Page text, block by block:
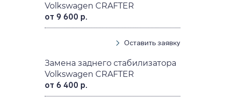
Volkswagen CRAFTER
от 9 600 р.
Оставить заявку
Замена заднего стабилизатора
Volkswagen CRAFTER
от 6 400 р.